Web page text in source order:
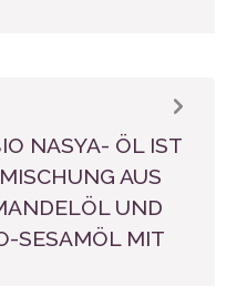
NASYA- ÖL IST
AUS
UND
SESAMÖL MIT